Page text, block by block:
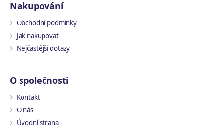
Nakupování
Obchodní podmínky
Jak nakupovat
Nejčastější dotazy
O společnosti
Kontakt
O nás
Úvodní strana